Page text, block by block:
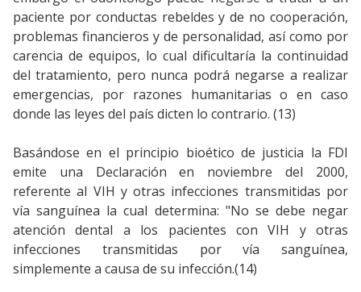
paciente por conductas rebeldes y de no cooperación,
problemas financieros y de personalidad, así como por
carencia de equipos, lo cual dificultaría la continuidad
del tratamiento, pero nunca podrá negarse a realizar
emergencias, por razones humanitarias o en caso
donde las leyes del país dicten lo contrario. (13)
Basándose en el principio bioético de justicia la FDI
emite una Declaración en noviembre del 2000,
referente al VIH y otras infecciones transmitidas por
vía sanguínea la cual determina: "No se debe negar
atención dental a los pacientes con VIH y otras
infecciones transmitidas por vía sanguínea,
simplemente a causa de su infección.(14)